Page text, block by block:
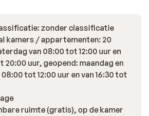
zonder classificatie
kamers / appartementen: 20
van 08:00 tot 12:00 uur en
20:00 uur, geopend: maandag en
tot 12:00 uur en van 16:30 tot
ruimte (gratis), op de kamer